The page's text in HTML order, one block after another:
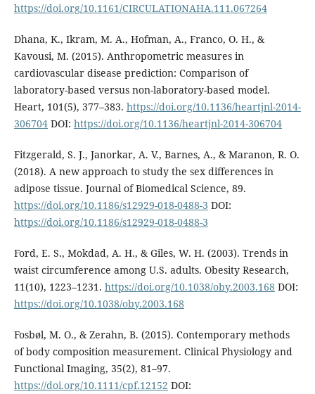
https://doi.org/10.1161/CIRCULATIONAHA.111.067264
Dhana, K., Ikram, M. A., Hofman, A., Franco, O. H., &
Kavousi, M. (2015). Anthropometric measures in
cardiovascular disease prediction: Comparison of
laboratory-based versus non-laboratory-based model.
Heart, 101(5), 377–383. https://doi.org/10.1136/heartjnl-2014-
306704DOI: https://doi.org/10.1136/heartjnl-2014-306704
Fitzgerald, S. J., Janorkar, A. V., Barnes, A., & Maranon, R. O.
(2018). A new approach to study the sex differences in
adipose tissue. Journal of Biomedical Science, 89.
https://doi.org/10.1186/s12929-018-0488-3 DOI:
https://doi.org/10.1186/s12929-018-0488-3
Ford, E. S., Mokdad, A. H., & Giles, W. H. (2003). Trends in
waist circumference among U.S. adults. Obesity Research,
11(10), 1223–1231. https://doi.org/10.1038/oby.2003.168 DOI:
https://doi.org/10.1038/oby.2003.168
Fosbøl, M. O., & Zerahn, B. (2015). Contemporary methods
of body composition measurement. Clinical Physiology and
Functional Imaging, 35(2), 81–97.
https://doi.org/10.1111/cpf.12152 DOI: